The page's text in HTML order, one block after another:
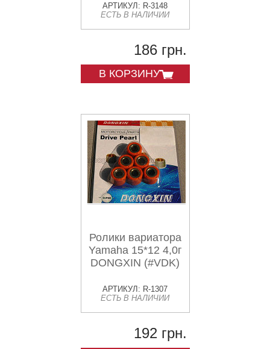
АРТИКУЛ: R-3148
ЕСТЬ В НАЛИЧИИ
186 грн.
В КОРЗИНУ
Ролики вариатора
Yamaha 15*12 4,0г
DONGXIN (#VDK)
АРТИКУЛ: R-1307
ЕСТЬ В НАЛИЧИИ
192 грн.